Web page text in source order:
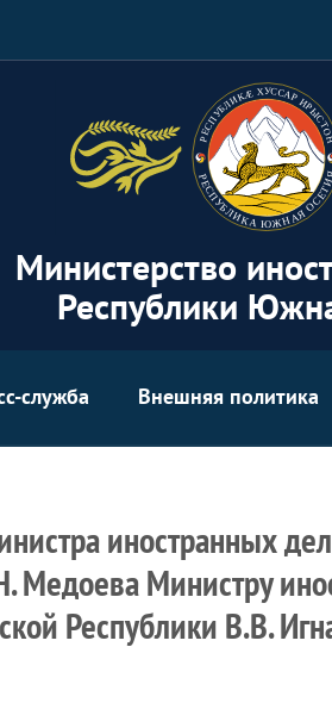
Министерство
Республики
служба Внешняя политика
иностранных дел
Медоева Министру
Республики В.В.